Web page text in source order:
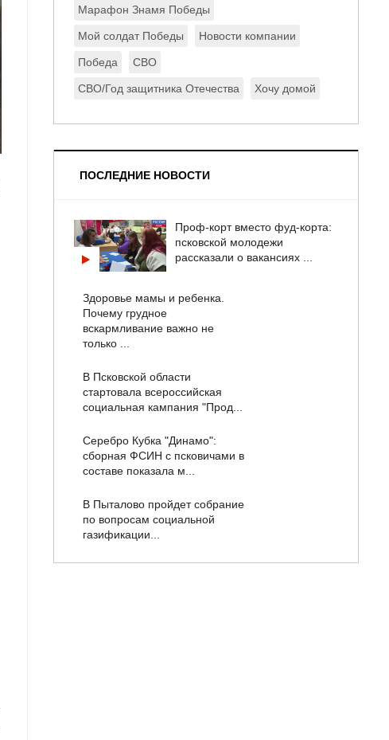
Марафон Знамя Победы
Мой солдат Победы Новости компании
Победа СВО
СВО/Год защитника Отечества Хочу домой
ПОСЛЕДНИЕ НОВОСТИ
Проф-корт вместо фуд-корта:
псковской молодежи
рассказали о вакансиях ...
Здоровье мамы и ребенка.
Почему грудное
вскармливание важно не
только ...
В Псковской области
стартовала всероссийская
социальная кампания "Прод...
Серебро Кубка "Динамо":
сборная ФСИН с псковичами в
составе показала м...
В Пыталово пройдет собрание
по вопросам социальной
газификации...